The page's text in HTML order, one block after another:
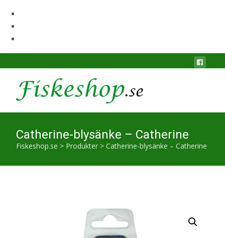
Catherine-blysänke – Catherine
Fiskeshop.se > Produkter > Catherine-blysänke – Catherine